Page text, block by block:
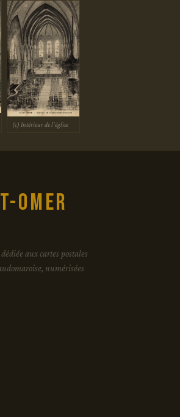
(c) Intérieur de l'église
Omer
aux cartes postales
numérisées